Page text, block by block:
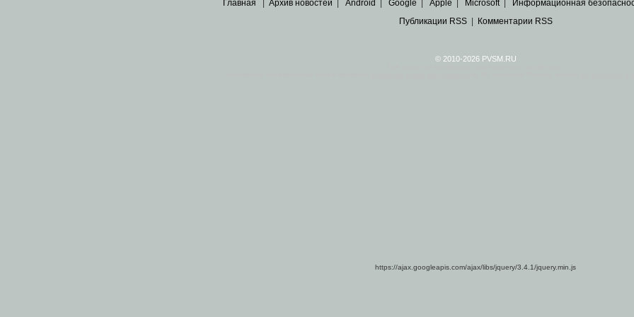
Главная Архив новостей Android Google Apple Microsoft| Информационная
Публикации RSS| Комментарии RSS
© 2010-2026 PVSM.RU
https://ajax.googleapis.com/ajax/libs/jquery/3.4.1/jquery.min.js